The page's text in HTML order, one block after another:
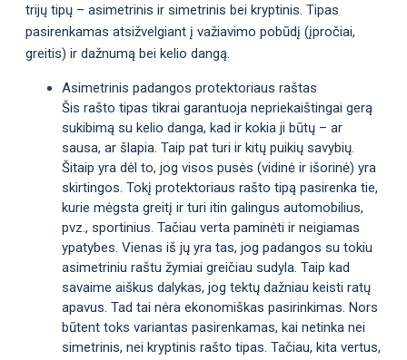
trijų tipų – asimetrinis ir simetrinis bei kryptinis. Tipas
pasirenkamas atsižvelgiant į važiavimo pobūdį (įpročiai,
greitis) ir dažnumą bei kelio dangą.
Asimetrinis padangos protektoriaus raštas
Šis rašto tipas tikrai garantuoja nepriekaištingai gerą
sukibimą su kelio danga, kad ir kokia ji būtų – ar
sausa, ar šlapia. Taip pat turi ir kitų puikių savybių.
Šitaip yra dėl to, jog visos pusės (vidinė ir išorinė) yra
skirtingos. Tokį protektoriaus rašto tipą pasirenka tie,
kurie mėgsta greitį ir turi itin galingus automobilius,
pvz., sportinius. Tačiau verta paminėti ir neigiamas
ypatybes. Vienas iš jų yra tas, jog padangos su tokiu
asimetriniu raštu žymiai greičiau sudyla. Taip kad
savaime aiškus dalykas, jog tektų dažniau keisti ratų
apavus. Tad tai nėra ekonomiškas pasirinkimas. Nors
būtent toks variantas pasirenkamas, kai netinka nei
simetrinis, nei kryptinis rašto tipas. Tačiau, kita vertus,